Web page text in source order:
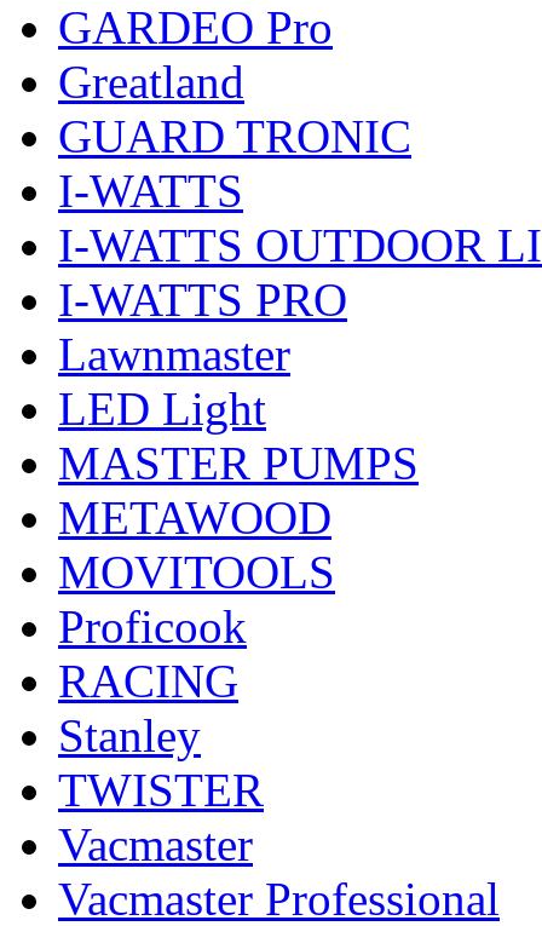
GARDEO Pro
Greatland
GUARD TRONIC
I-WATTS
I-WATTS OUTDOOR
I-WATTS PRO
Lawnmaster
LED Light
MASTER PUMPS
METAWOOD
MOVITOOLS
Proficook
RACING
Stanley
TWISTER
Vacmaster
Vacmaster Professional